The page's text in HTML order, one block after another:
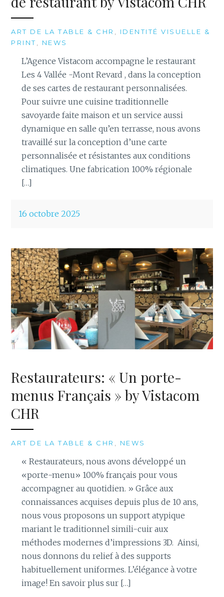
ART DE LA TABLE & CHR
IDENTITÉ VISUELLE &
PRINT
NEWS
L’Agence Vistacom accompagne le restaurant
Les 4 Vallée -Mont Revard , dans la conception
de ses cartes de restaurant personnalisées.
Pour suivre une cuisine traditionnelle
savoyarde faite maison et un service aussi
dynamique en salle qu’en terrasse, nous avons
travaillé sur la conception d’une carte
personnalisée et résistantes aux conditions
climatiques. Une fabrication 100% régionale
[…]
16 octobre 2025
Restaurateurs: « Un porte-
menus Français » by Vistacom
CHR
ART DE LA TABLE & CHR NEWS
« Restaurateurs, nous avons développé un
«porte-menu» 100% français pour vous
accompagner au quotidien. » Grâce aux
connaissances acquises depuis plus de 10 ans,
nous vous proposons un support atypique
mariant le traditionnel simili-cuir aux
méthodes modernes d’impressions 3D. Ainsi,
nous donnons du relief à des supports
habituellement uniformes. L’élégance à votre
image! En savoir plus sur […]